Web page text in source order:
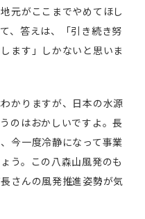
元がここまでやめてほし
、答えは、「引き続き努
ます」しかないと思いま
かりますが、日本の水源
のはおかしいですよ。長
今一度冷静になって事業
う。この八森山風発のも
さんの風発推進姿勢が気